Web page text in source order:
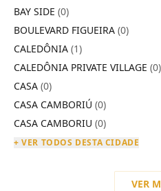
BAY SIDE (0)
BOULEVARD FIGUEIRA (0)
CALEDÔNIA (1)
CALEDÔNIA PRIVATE VILLAGE (0)
CASA (0)
CASA CAMBORIÚ (0)
CASA CAMBORIU (0)
+ VER TODOS DESTA CIDADE
VER